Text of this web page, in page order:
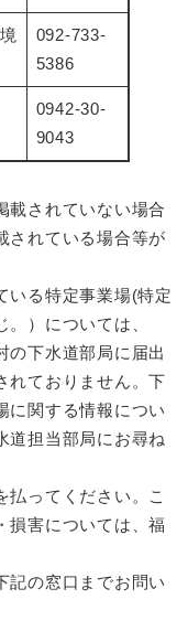
092-733-
5386
0942-30-
9043
載されていない場合
されている場合等が
いる特定事業場(特定
）については、
の下水道部局に届出
れておりません。下
に関する情報につい
道担当部局にお尋ね
払ってください。こ
損害については、福
記の窓口までお問い